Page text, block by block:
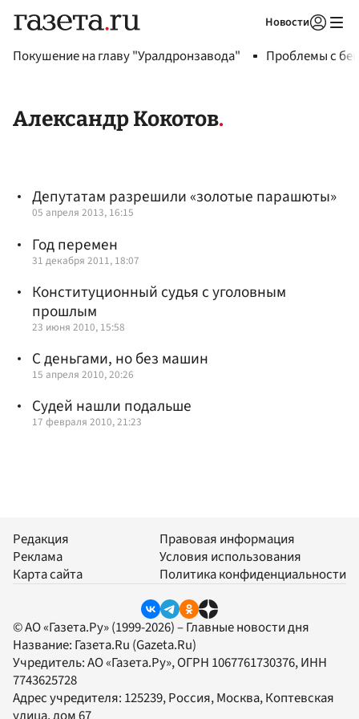
Новости
Покушение на главу "Уралдронзавода" Проблемы с
Александр Кокотов
Депутатам разрешили «золотые парашюты»
05 апреля 2013, 16:15
Год перемен
31 декабря 2011, 18:07
Конституционный судья с уголовным
прошлым
23 июня 2010, 15:58
С деньгами, но без машин
15 апреля 2010, 20:26
Судей нашли подальше
17 февраля 2010, 21:23
Редакция
Реклама
Карта сайта
Правовая информация
Условия использования
Политика конфиденциальности
© АО «Газета.Ру» (1999-2026) – Главные новости дня
Название: Газета.Ru (Gazeta.Ru)
Учредитель:АО «Газета.Ру», ОГРН 1067761730376, ИНН
7743625728
Адрес учредителя: 125239, Россия, Москва, Коптевская